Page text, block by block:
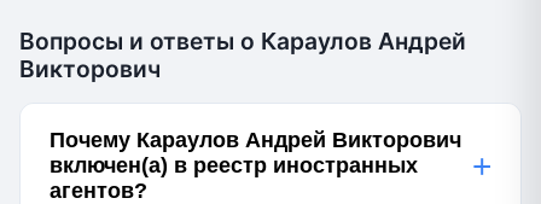
Вопросы и ответы о Караулов Андрей
Викторович
Почему Караулов Андрей Викторович
включен(а) в реестр иностранных
агентов?
+